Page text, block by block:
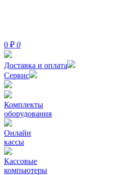
0 ₽ 0
Доставка и оплата
Сервис
Комплекты
оборудования
Онлайн
кассы
Кассовые
компьютеры